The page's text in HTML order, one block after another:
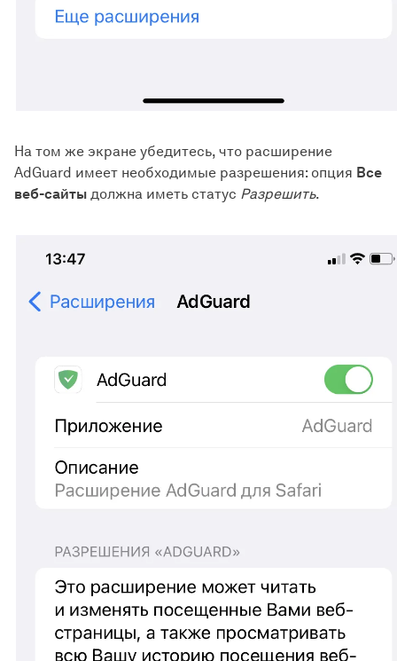
На том же экране убедитесь, что расширение
AdGuard имеет необходимые разрешения: опция Все
веб-сайты должна иметь статус Разрешить.